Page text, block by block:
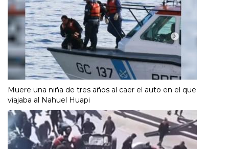
Muere una niña de tres años al caer el auto en el que
viajaba al Nahuel Huapi